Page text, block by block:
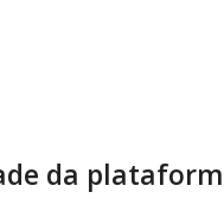
da